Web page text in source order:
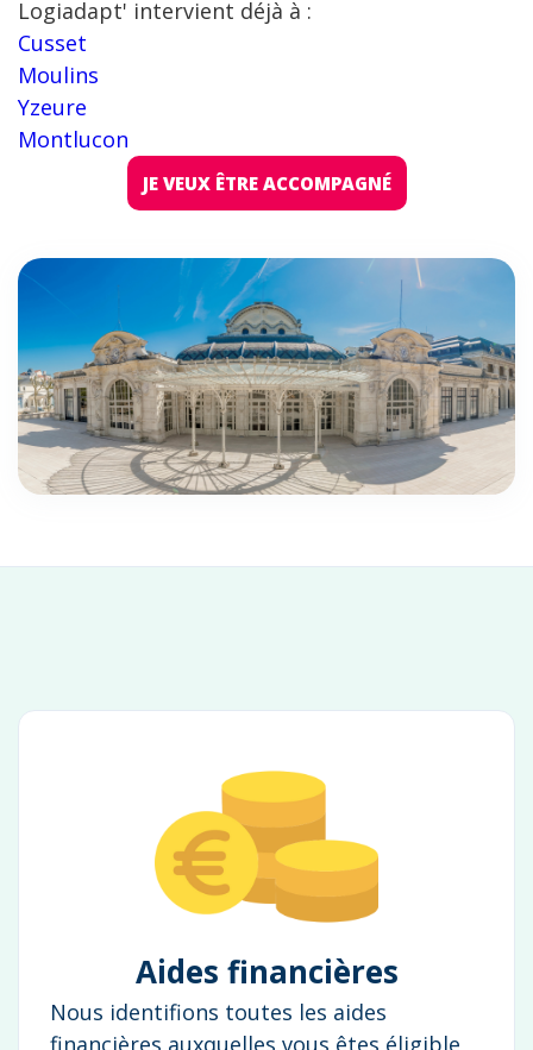
Logiadapt' intervient déjà à :
Cusset
Moulins
Yzeure
Montlucon
JE VEUX ÊTRE ACCOMPAGNÉ
Aides financières
Nous identifions toutes les aides
financières auxquelles vous êtes éligible